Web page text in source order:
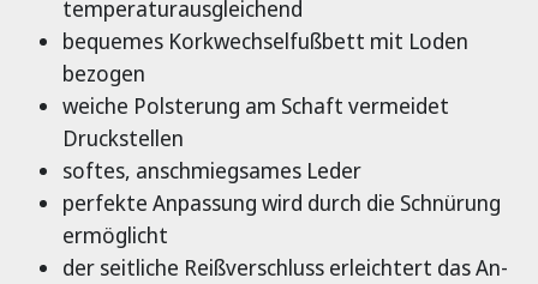
temperaturausgleichend
bequemes Korkwechselfußbett mit Loden
bezogen
weiche Polsterung am Schaft vermeidet
Druckstellen
softes, anschmiegsames Leder
perfekte Anpassung wird durch die Schnürung
ermöglicht
der seitliche Reißverschluss erleichtert das An-